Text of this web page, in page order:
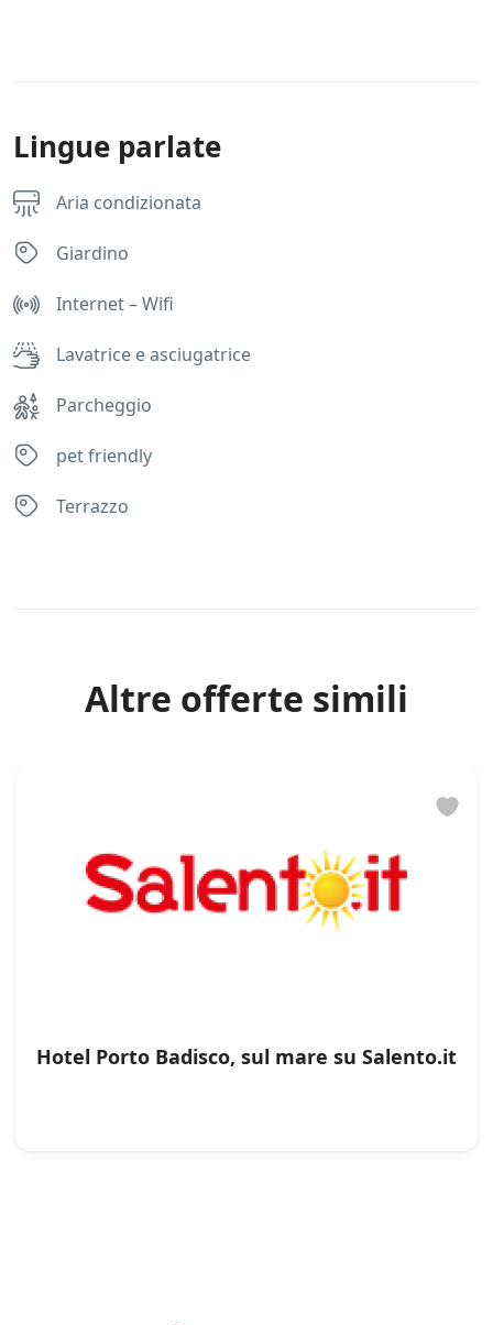
Lingue parlate
Aria condizionata
Giardino
Internet – Wifi
Lavatrice e asciugatrice
Parcheggio
pet friendly
Terrazzo
Altre offerte simili
Hotel Porto Badisco, sul mare su Salento.it